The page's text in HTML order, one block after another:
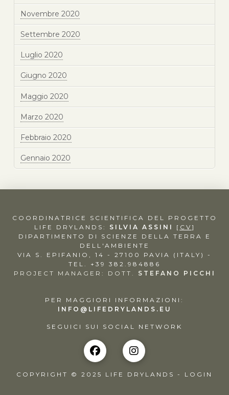
Novembre 2020
Settembre 2020
Luglio 2020
Giugno 2020
Maggio 2020
Marzo 2020
Febbraio 2020
Gennaio 2020
COORDINATRICE SCIENTIFICA DEL PROGETTO
LIFE DRYLANDS: SILVIA ASSINI [ CV ]
DIPARTIMENTO DI SCIENZE DELLA TERRA E
DELL'AMBIENTE
VIA S. EPIFANIO, 14 - 27100 PAVIA (ITALY) -
TEL. +39 382.984886
PROJECT MANAGER: DOTT. STEFANO PICCHI
PER MAGGIORI INFORMAZIONI:
INFO@LIFEDRYLANDS.EU
SEGUICI SUI SOCIAL NETWORK
COPYRIGHT © 2025 LIFE DRYLANDS - LOGIN